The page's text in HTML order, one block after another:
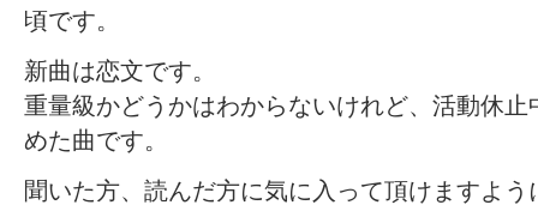
頃です。
新曲は恋文です。
重量級かどうかはわからないけれど、活動休止
めた曲です。
聞いた方、読んだ方に気に入って頂けますよ